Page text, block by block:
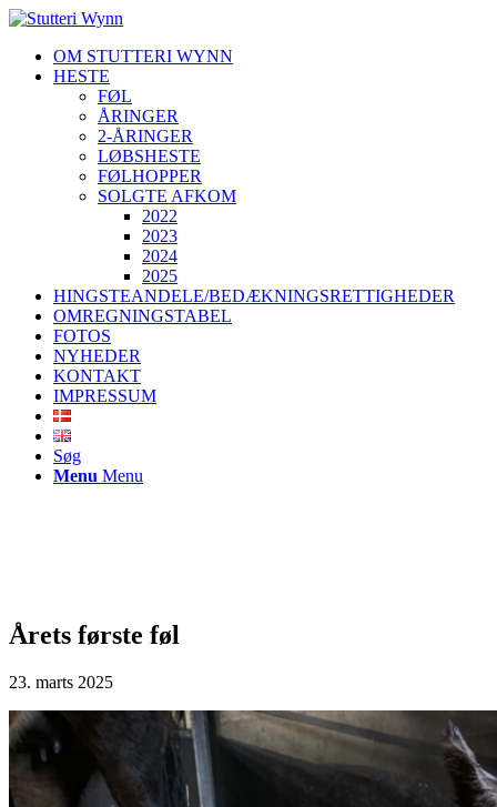
OM STUTTERI WYNN
HESTE
FØL
ÅRINGER
2-ÅRINGER
LØBSHESTE
FØLHOPPER
SOLGTE AFKOM
2022
2023
2024
2025
HINGSTEANDELE/BEDÆKNINGSRETTIGHEDER
OMREGNINGSTABEL
FOTOS
NYHEDER
KONTAKT
IMPRESSUM
Søg
Menu Menu
Årets første føl
23. marts 2025